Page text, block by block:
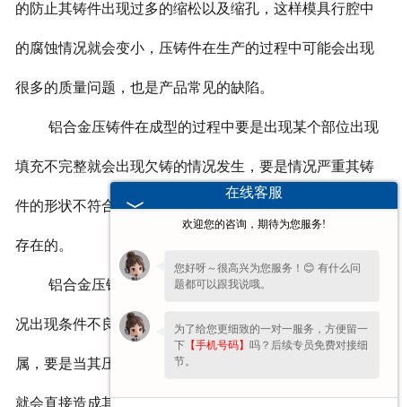
的防止其铸件出现过多的缩松以及缩孔，这样模具行腔中
的腐蚀情况就会变小，压铸件在生产的过程中可能会出现
很多的质量问题，也是产品常见的缺陷。
铝合金压铸件在成型的过程中要是出现某个部位出现
填充不完整就会出现欠铸的情况发生，要是情况严重其铸
件的形状不符合图纸的要求，一般情况下是欠铸是不允许
存在的。
铝合金压铸件出现欠铸的原因可能是因为在填充的情
况出现条件不良或者在欠铸的位置上出现不规则的冷凝金
属，要是当其压力不足或者是活动前沿的金属凝固过早，
就会直接造成其转角柱形孔壁等部位产生欠铸。
在线客服
欢迎您的咨询，期待为您服务!
您好呀～很高兴为您服务！😊 有什么问
题都可以跟我说哦。
为了给您更细致的一对一服务，方便留一
下 【手机号码】 吗？后续专员免费对接细
节。